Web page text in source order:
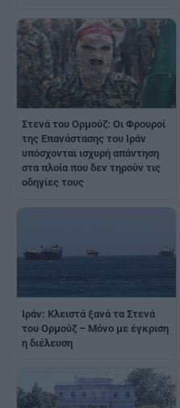
Στενά του Ορμούζ: Οι Φρουροί
της Επανάστασης του Ιράν
υπόσχονται ισχυρή απάντηση
στα πλοία που δεν τηρούν τις
οδηγίες τους
Ιράν: Κλειστά ξανά τα Στενά
του Ορμούζ – Μόνο με έγκριση
η διέλευση